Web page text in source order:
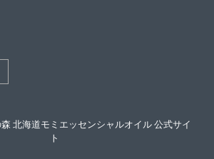
森 北海道モミエッセンシャルオイル 公式サイ
ト